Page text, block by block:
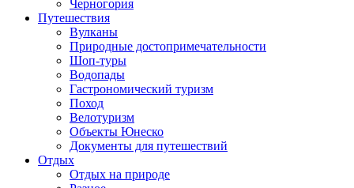
Черногория
Путешествия
Вулканы
Природные достопримечательности
Шоп-туры
Водопады
Гастрономический туризм
Поход
Велотуризм
Объекты Юнеско
Документы для путешествий
Отдых
Отдых на природе